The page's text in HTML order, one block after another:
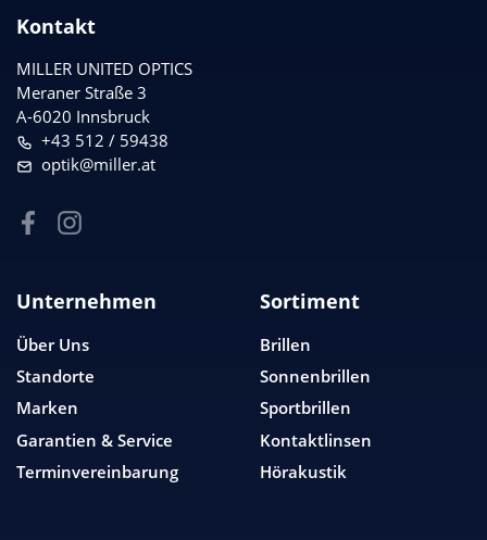
Kontakt
MILLER UNITED OPTICS
Meraner Straße 3
A-6020 Innsbruck
+43 512 / 59438
optik@miller.at
Unternehmen
Über Uns
Standorte
Marken
Garantien & Service
Terminvereinbarung
Sortiment
Brillen
Sonnenbrillen
Sportbrillen
Kontaktlinsen
Hörakustik